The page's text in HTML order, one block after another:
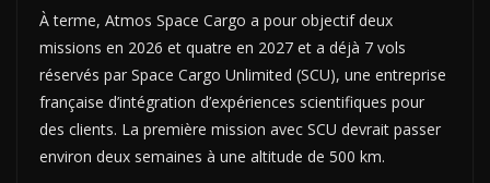
À terme, Atmos Space Cargo a pour objectif deux
missions en 2026 et quatre en 2027 et a déjà 7 vols
réservés par Space Cargo Unlimited (SCU), une entreprise
française d’intégration d’expériences scientifiques pour
des clients. La première mission avec SCU devrait passer
environ deux semaines à une altitude de 500 km.